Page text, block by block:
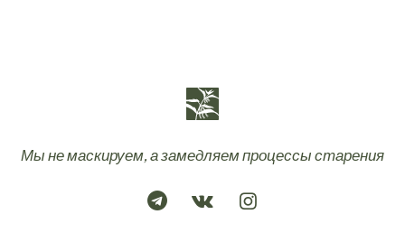
Мы не маскируем, а замедляем процессы старения